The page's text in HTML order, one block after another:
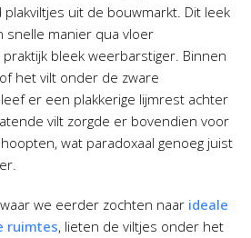
uit de bouwmarkt. Dit leek
manier qua vloer
bleek weerbarstiger. Binnen
het vilt onder de zware
er een plakkerige lijmrest achter
vilt zorgde er bovendien voor
wat paradoxaal genoeg juist
we eerder zochten naar ideale
ruimtes, lieten de viltjes onder het